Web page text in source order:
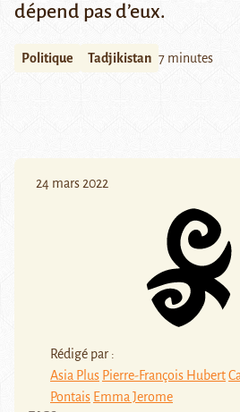
dépend pas d’eux.
Politique Tadjikistan 7 minutes
24 mars 2022
Rédigé par :
Asia Plus Pierre-François Hubert
Pontais Emma Jerome